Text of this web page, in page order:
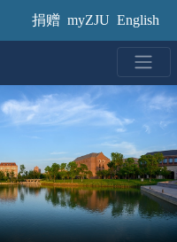
捐赠 myZJU English